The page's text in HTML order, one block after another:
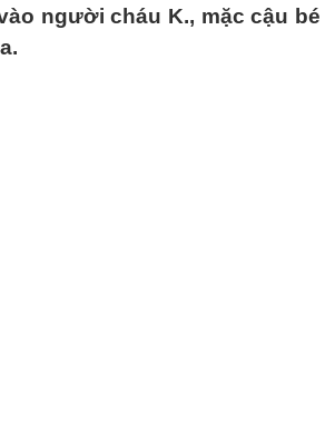
người cháu K., mặc cậu bé